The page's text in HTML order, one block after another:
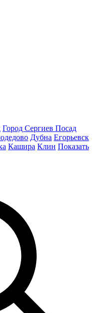
Город Сергиев Посад
Дубна Егорьевск
Кашира Клин Показать